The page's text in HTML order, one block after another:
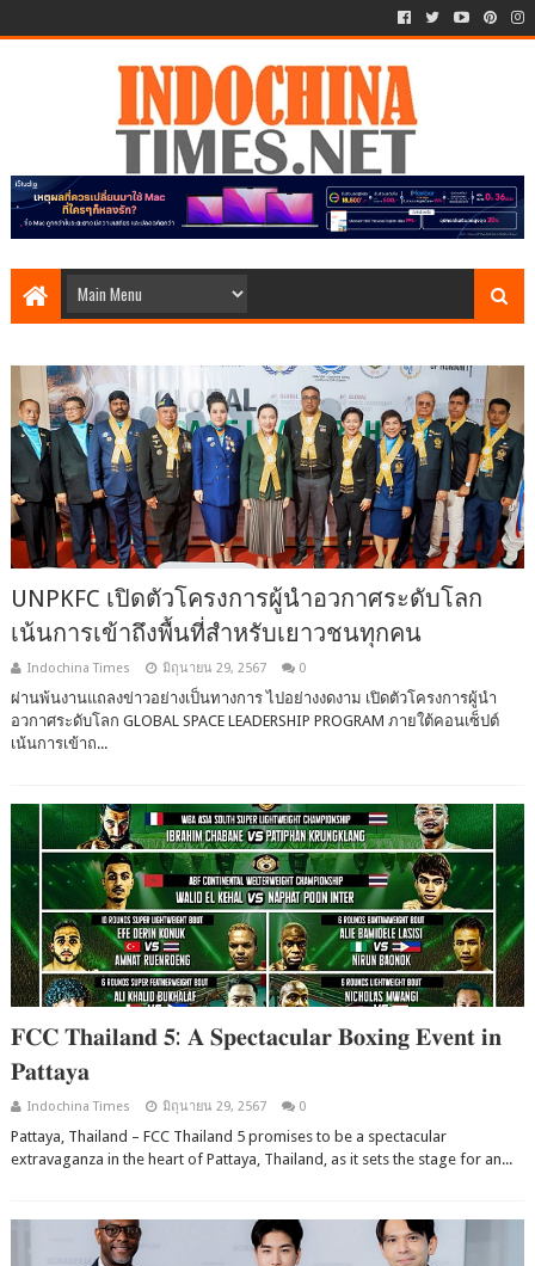
UNPKFC เปิดตัวโครงการผู้นำอวกาศระดับโลก
เน้นการเข้าถึงพื้นที่สำหรับเยาวชนทุกคน
Indochina Times มิถุนายน 29, 2567 0
ผ่านพ้นงานแถลงข่าวอย่างเป็นทางการ ไปอย่างงดงาม เปิดตัวโครงการผู้นำ
อวกาศระดับโลก GLOBAL SPACE LEADERSHIP PROGRAM ภายใต้คอนเซ็ปต์
เน้นการเข้าถ...
𝐅𝐂𝐂 𝐓𝐡𝐚𝐢𝐥𝐚𝐧𝐝 𝟓: 𝐀 𝐒𝐩𝐞𝐜𝐭𝐚𝐜𝐮𝐥𝐚𝐫 𝐁𝐨𝐱𝐢𝐧𝐠 𝐄𝐯𝐞𝐧𝐭 𝐢𝐧
𝐏𝐚𝐭𝐭𝐚𝐲𝐚
Indochina Times มิถุนายน 29, 2567 0
Pattaya, Thailand – FCC Thailand 5 promises to be a spectacular
extravaganza in the heart of Pattaya, Thailand, as it sets the stage for an...